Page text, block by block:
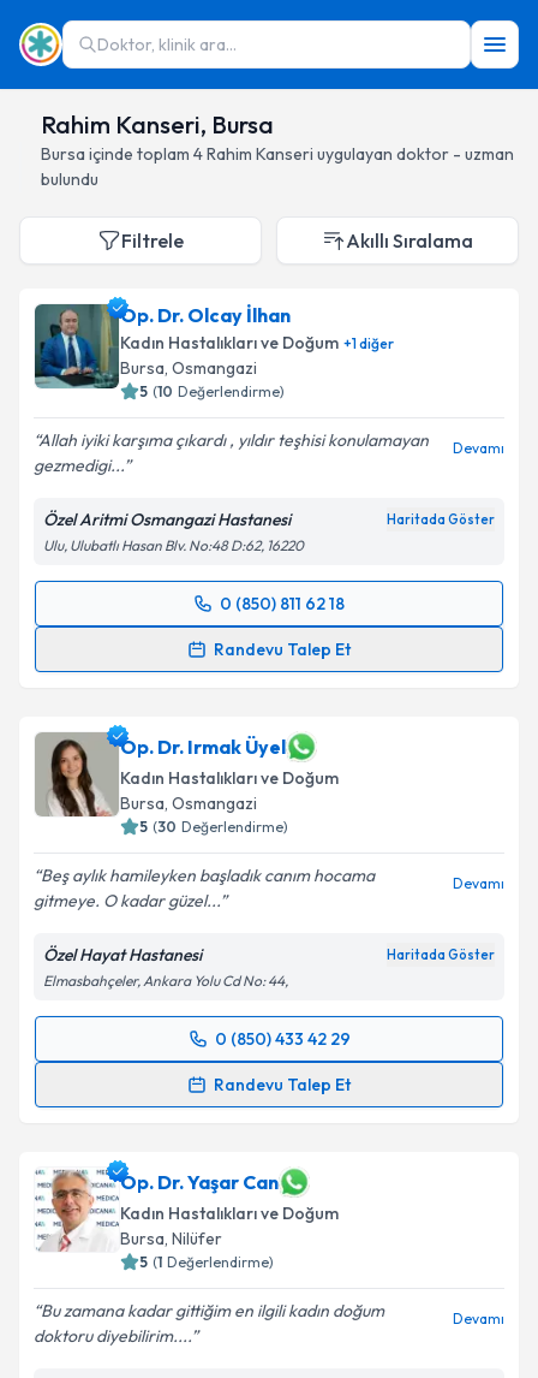
Doktor, klinik ara...
Rahim Kanseri, Bursa
Bursa içinde toplam 4Rahim Kanseri uygulayan doktor - uzman
bulundu
Filtrele Akıllı Sıralama
Op. Dr. Olcay İlhan
Kadın Hastalıkları ve Doğum +1diğer
Bursa, Osmangazi
5 (10 Değerlendirme)
Allah iyiki karşıma çıkardı , yıldır teşhisi konulamayan
gezmedigi...
Devamı
Özel Aritmi Osmangazi Hastanesi Haritada Göster
Ulu, Ulubatlı Hasan Blv. No:48 D:62, 16220
0 (850) 811 62 18
Randevu Talep Et
Randevu Takvimi Talebi
takvim hazırlandığında e-posta ile bilgilendireceğiz.
E-posta Adresiniz
Kişisel verilerimin işlenmesine ilişkin
kapsamda işlenmesini kabul ediyorum.
Takvim Talebini Gönder
Op. Dr. Irmak Üyel
Kadın Hastalıkları ve Doğum
Bursa, Osmangazi
5 (30 Değerlendirme)
Beş aylık hamileyken başladık canım hocama
gitmeye. O kadar güzel...
Devamı
Özel Hayat Hastanesi Haritada Göster
Elmasbahçeler, Ankara Yolu Cd No: 44,
0 (850) 433 42 29
Randevu Talep Et
Randevu Takvimi Talebi
takvim hazırlandığında e-posta ile bilgilendireceğiz.
E-posta Adresiniz
Kişisel verilerimin işlenmesine ilişkin
Op. Dr. Yaşar Can
Kadın Hastalıkları ve Doğum
Bursa, Nilüfer
5 (1 Değerlendirme)
Bu zamana kadar gittiğim en ilgili kadın doğum
doktoru diyebilirim....
Devamı